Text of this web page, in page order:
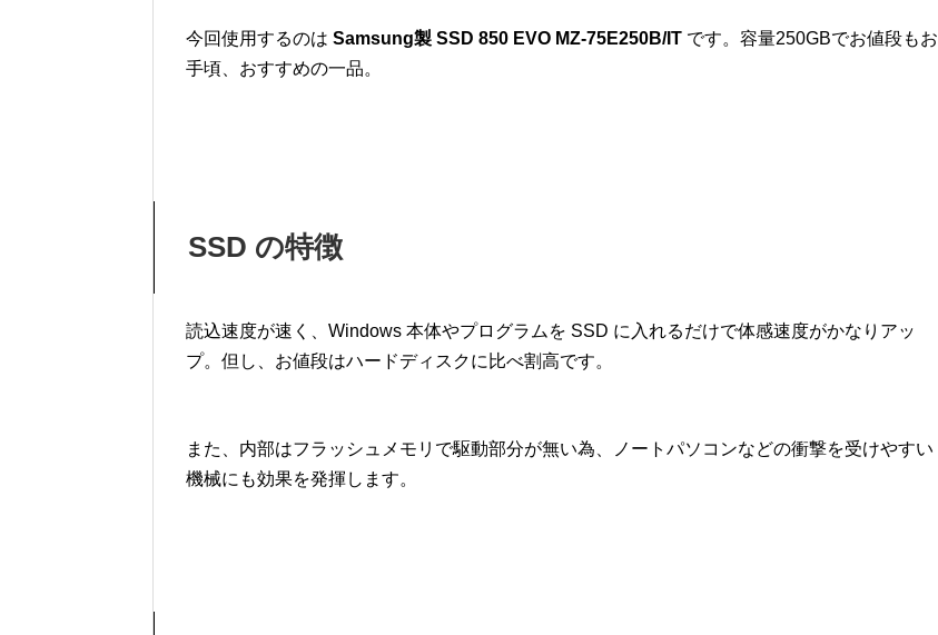
今回使用するのは Samsung製 SSD 850 EVO MZ-75E250B/IT です。容量250GBでお値段もお
手頃、おすすめの一品。
SSD の特徴
読込速度が速く、Windows 本体やプログラムを SSD に入れるだけで体感速度がかなりアッ
プ。但し、お値段はハードディスクに比べ割高です。
また、内部はフラッシュメモリで駆動部分が無い為、ノートパソコンなどの衝撃を受けやすい
機械にも効果を発揮します。